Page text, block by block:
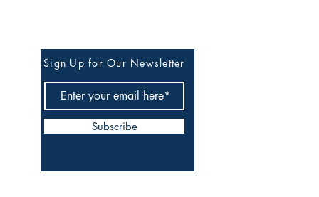
Sign Up for Our Newsletter
Subscribe